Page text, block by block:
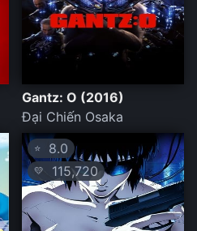
Gantz: O (2016)
Đại Chiến Osaka
⭐ 8.0
💛 115,720